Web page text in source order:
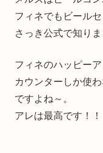
フィネでもビール
さっき公式で知りま
フィネのハッピーア
カウンターしか使
ですよね～。
アレは最高です！